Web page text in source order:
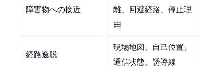
障害物への接近
離、回避経路、停止理
由
経路逸脱
現場地図、自己位置、
通信状態、誘導線